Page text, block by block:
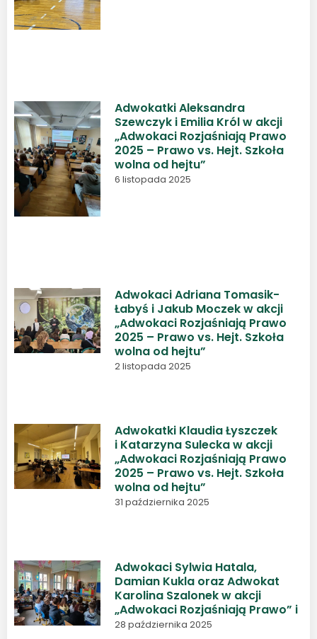
Adwokatki Aleksandra
Szewczyk i Emilia Król w akcji
„Adwokaci Rozjaśniają Prawo
2025 – Prawo vs. Hejt. Szkoła
wolna od hejtu”
6 listopada 2025
Adwokaci Adriana Tomasik-
Łabyś i Jakub Moczek w akcji
„Adwokaci Rozjaśniają Prawo
2025 – Prawo vs. Hejt. Szkoła
wolna od hejtu”
2 listopada 2025
Adwokatki Klaudia Łyszczek
i Katarzyna Sulecka w akcji
„Adwokaci Rozjaśniają Prawo
2025 – Prawo vs. Hejt. Szkoła
wolna od hejtu”
31 października 2025
Adwokaci Sylwia Hatala,
Damian Kukla oraz Adwokat
Karolina Szalonek w akcji
„Adwokaci Rozjaśniają Prawo” i
28 października 2025